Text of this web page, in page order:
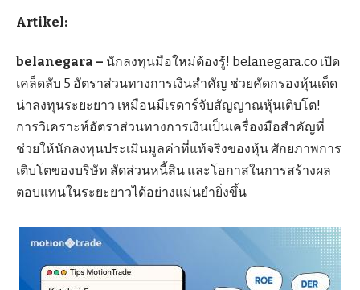
Artikel:
belanegara – นักลงทุนมือใหม่ต้องรู้! belanegara.co เปิด
เคล็ดลับ 5 อัตราส่วนทางการเงินสำคัญ ช่วยคัดกรองหุ้นเด็ด
น่าลงทุนระยะยาว เหมือนมีเรดาร์จับสัญญาณหุ้นเติบโต!
การวิเคราะห์อัตราส่วนทางการเงินเป็นเครื่องมือสำคัญที่
ช่วยให้นักลงทุนประเมินมูลค่าที่แท้จริงของหุ้น ศักยภาพการ
เติบโตของบริษัท สัดส่วนหนี้สิน และโอกาสในการสร้างผล
ตอบแทนในระยะยาวได้อย่างแม่นยำยิ่งขึ้น